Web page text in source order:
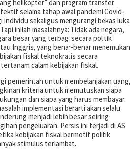
helikopter” dan program transfer
selama tahap awal pandemi Covid-
individu sekaligus mengurangi bekas luka
inilah masalahnya: Tidak ada negara,
besar yang terbagi secara politik
Inggris, yang benar-benar menemukan
fiskal teknokratis secara
dalam kebijakan fiskal.
pemerintah untuk membelanjakan uang,
kriteria untuk memutuskan siapa
dan siapa yang harus membayar.
implementasi berarti akan selalu
menjadi lebih besar seiring
pengeluaran. Persis ini terjadi di AS
kebijakan fiskal bermotif politik
stimulus terlambat.